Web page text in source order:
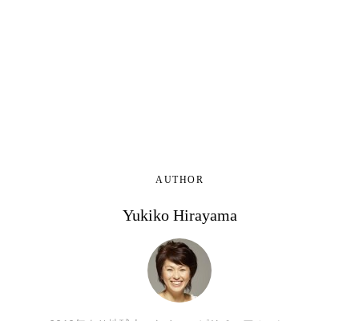
AUTHOR
Yukiko Hirayama